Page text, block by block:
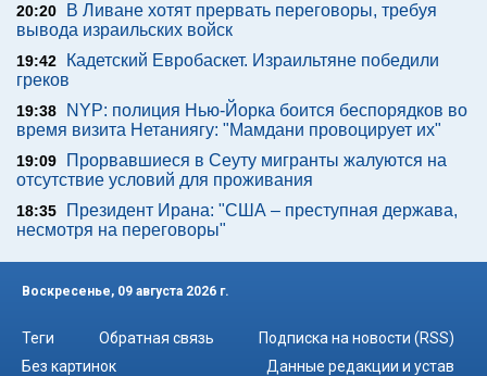
20:20
В Ливане хотят прервать переговоры, требуя
вывода израильских войск
19:42
Кадетский Евробаскет. Израильтяне победили
греков
19:38
NYP: полиция Нью-Йорка боится беспорядков во
время визита Нетаниягу: "Мамдани провоцирует их"
19:09
Прорвавшиеся в Сеуту мигранты жалуются на
отсутствие условий для проживания
18:35
Президент Ирана: "США – преступная держава,
несмотря на переговоры"
Воскресенье, 09 августа 2026 г.
Теги Обратная связь
Подписка на новости (RSS)
Без картинок
Данные редакции и устав